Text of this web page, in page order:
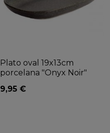
Plato oval 19x13cm
porcelana "Onyx Noir"
9,95 €